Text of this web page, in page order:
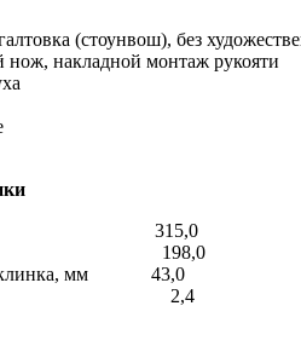
(стоунвош), без
нож, накладной монтаж рукояти
мм 315,0
мм 198,0
клинка, мм 43,0
мм 2,4
мм